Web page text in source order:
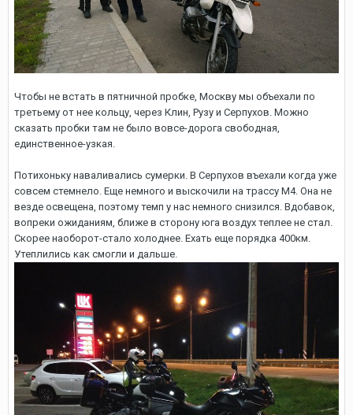
Чтобы не встать в пятничной пробке, Москву мы объехали по
третьему от нее кольцу, через Клин, Рузу и Серпухов. Можно
сказать пробки там не было вовсе-дорога свободная,
единственное-узкая.
Потихоньку наваливались сумерки. В Серпухов въехали когда уже
совсем стемнело. Еще немного и выскочили на трассу М4. Она не
везде освещена, поэтому темп у нас немного снизился. Вдобавок,
вопреки ожиданиям, ближе в сторону юга воздух теплее не стал.
Скорее наоборот-стало холоднее. Ехать еще порядка 400км.
Утеплились как смогли и дальше.